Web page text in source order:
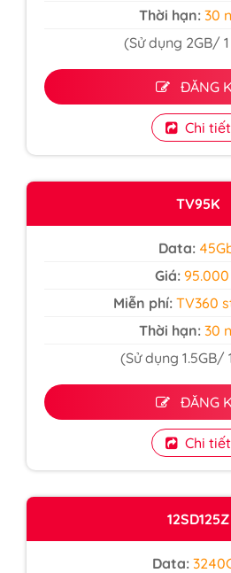
Thời hạn:30
(Sử dụng 2GB/
ĐĂNG
Chi tiết
TV95K
Data:
Giá:
Miễn phí:TV360
Thời hạn:30
(Sử dụng 1.5GB/
ĐĂNG
Chi tiết
12SD125Z
Data: